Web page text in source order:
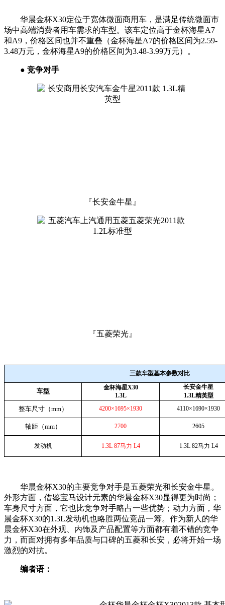
华晨金杯X30定位于宽体微面商用车，是满足传统微面市
场中高端消费者用车需求的车型。该车定位高于金杯海星A7
和A9，价格区间也并不重叠（金杯海星A7的价格区间为2.59-
3.48万元，金杯海星A9的价格区间为3.48-3.99万元）。
● 竞争对手
『长安金牛星』
『五菱荣光』
三款车型基本参数对比
车型
金杯海星X30
1.3L
长安金牛星
1.3L精英型
整车尺寸（mm） 4200×1695×1930 4110×1690×1930
轴距（mm） 2700 2605
发动机 1.3L 87马力 L4 1.3L 82马力 L4
华晨金杯X30的主要竞争对手是五菱荣光和长安金牛星。
外形方面，借鉴宝马设计元素的华晨金杯X30显得更为时尚；
车身尺寸方面，它也比竞争对手略占一些优势；动力方面，华
晨金杯X30的1.3L发动机也略胜两位竞品一筹。作为新人的华
晨金杯X30在外观、内饰及产品配置等方面都有着不错的竞争
力，而面对拥有多年品质与口碑的五菱和长安，必将开始一场
激烈的对抗。
编者语：